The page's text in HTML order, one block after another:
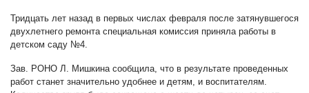
Тридцать лет назад в первых числах февраля после затянувшегося
двухлетнего ремонта специальная комиссия приняла работы в
детском саду №4.
Зав. РОНО Л. Мишкина сообщила, что в результате проведенных
работ станет значительно удобнее и детям, и воспитателям.